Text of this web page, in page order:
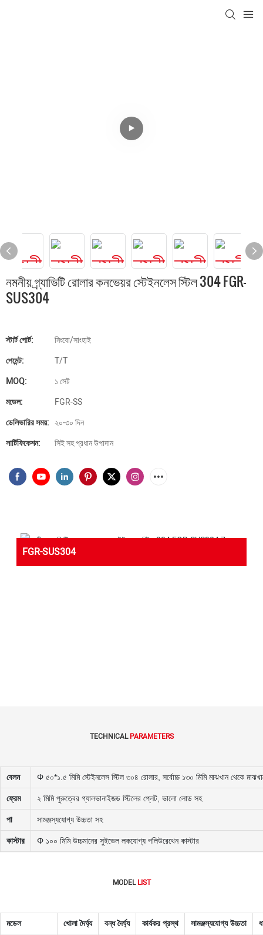
নমনীয় গ্র্যাভিটি রোলার কনভেয়র স্টেইনলেস স্টিল 304 FGR-
SUS304
স্টার্ট পোর্ট:
নিংবো/সাংহাই
পেমেন্ট:
T/T
MOQ:
১ সেট
মডেল:
FGR-SS
ডেলিভারির সময়: ২০-৩০ দিন
সার্টিফিকেশন:
সিই সহ প্রধান উপাদান
FGR-SUS304
TECHNICALPARAMETERS
বেলন Φ ৫০*১.৫ মিমি স্টেইনলেস স্টিল ৩০৪ রোলার, সর্বোচ্চ ১৩০ মিমি মাঝখান থেকে
ফ্রেম ২ মিমি পুরুত্বের গ্যালভানাইজড স্টিলের প্লেট, ভালো লোড সহ
পা সামঞ্জস্যযোগ্য উচ্চতা সহ
কাস্টার Φ ১০০ মিমি উচ্চমানের সুইভেল লকযোগ্য পলিউরেথেন কাস্টার
MODELLIST
মডেল খোলা দৈর্ঘ্য বন্ধ দৈর্ঘ্য কার্যকর প্রস্থ সামঞ্জস্যযোগ্য উচ্চতা